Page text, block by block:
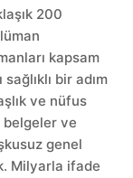
200
kapsam
bir adım
ve nüfus
belgeler ve
genel
Milyarla ifade